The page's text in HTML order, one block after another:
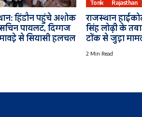
हिंडौन पहुंचे अशोक
पायलट, दिग्गज
से सियासी हलचल
Tonk Rajasthan
राजस्थान
सिंह लोढ़ी के
टोंक से जुड़ा
2 Min Read